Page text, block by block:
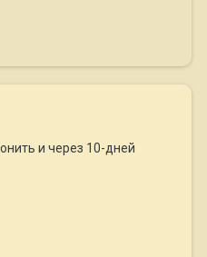
и через 10-дней